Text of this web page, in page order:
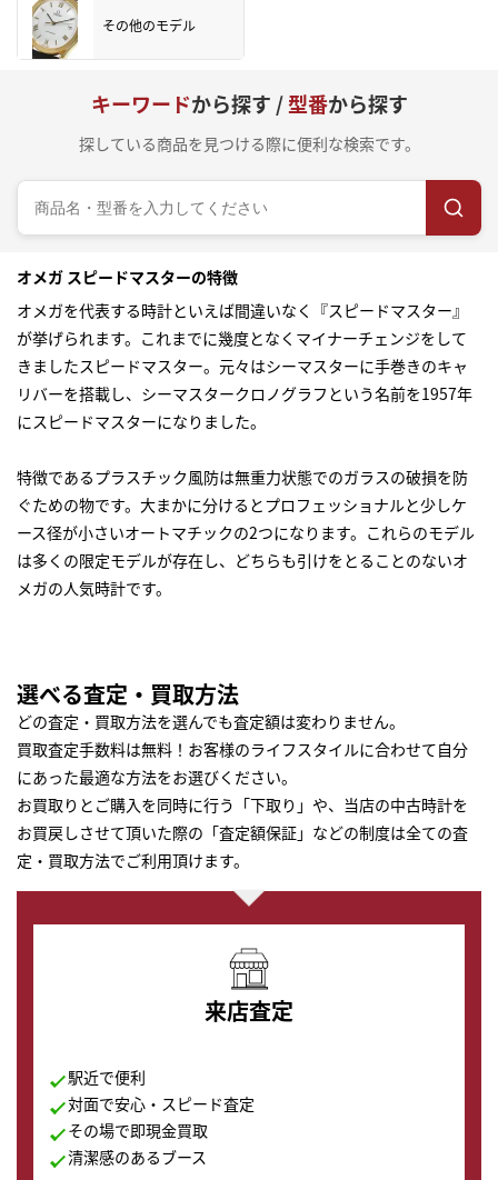
その他のモデル
キーワードから探す /型番から探す
探している商品を見つける際に便利な検索です。
オメガ スピードマスターの特徴
オメガを代表する時計といえば間違いなく『スピードマスター』
が挙げられます。これまでに幾度となくマイナーチェンジをして
きましたスピードマスター。元々はシーマスターに手巻きのキャ
リバーを搭載し、シーマスタークロノグラフという名前を1957年
にスピードマスターになりました。
特徴であるプラスチック風防は無重力状態でのガラスの破損を防
ぐための物です。大まかに分けるとプロフェッショナルと少しケ
ース径が小さいオートマチックの2つになります。これらのモデル
は多くの限定モデルが存在し、どちらも引けをとることのないオ
メガの人気時計です。
選べる査定・買取方法
どの査定・買取方法を選んでも査定額は変わりません。
買取査定手数料は無料！お客様のライフスタイルに合わせて自分
にあった最適な方法をお選びください。
お買取りとご購入を同時に行う「下取り」や、当店の中古時計を
お買戻しさせて頂いた際の「査定額保証」などの制度は全ての査
定・買取方法でご利用頂けます。
来店査定
駅近で便利
対面で安心・スピード査定
その場で即現金買取
清潔感のあるブース